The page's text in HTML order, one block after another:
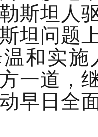
斯坦人
坦问题
和实
一道，
早日全